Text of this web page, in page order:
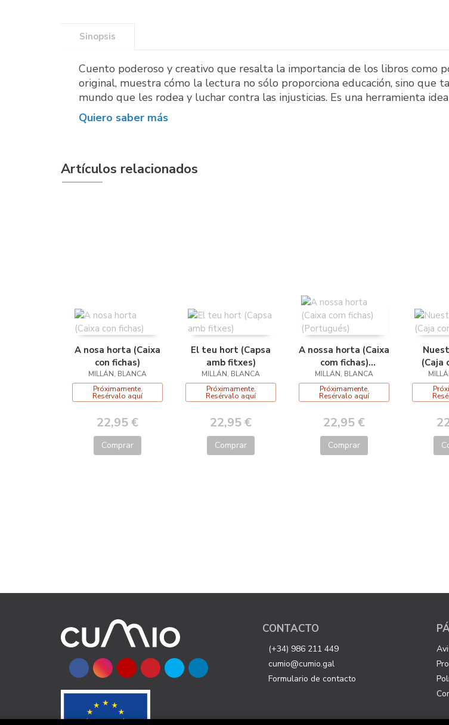
Sinopsis
Cuento poderoso y creativo que resalta la importancia de los libros como
original, muestra cómo la lectura no sólo proporciona educación, sino que
mundo que les rodea y luchar contra las injusticias. Es una herramienta
Quiero saber más
Artículos relacionados
A nosa horta (Caixa
con fichas)
MILLÁN, BLANCA
Próximamente.
Resérvalo aquí
22,95 €
Comprar
El teu hort (Capsa
amb fitxes)
MILLÁN, BLANCA
Próximamente.
Resérvalo aquí
22,95 €
Comprar
A nossa horta (Caixa
com fichas)
(Portugués)
MILLÁN, BLANCA
Próximamente.
Resérvalo aquí
22,95 €
Comprar
(Caja
CONTACTO
(+34) 986 211 449
cumio@cumio.gal
Formulario de contacto